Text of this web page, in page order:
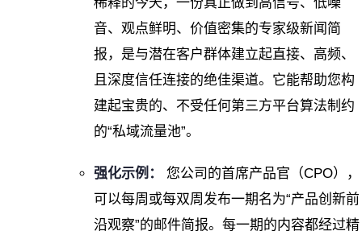
音、观点鲜明、价值密集的专家级新闻简
报，是与潜在客户群体建立起直接、高频、
且深度信任连接的绝佳渠道。它能帮助您构
建起宝贵的、不受任何第三方平台算法制约
的“私域流量池”。
强化示例：
您公司的首席产品官（CPO），
可以每周或每双周发布一期名为“产品创新前
沿观察”的邮件简报。每一期的内容都经过精